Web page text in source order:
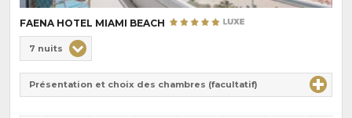
FAENA HOTEL MIAMI BEACH
de
pension
Durée
7 nuits
Présentation et choix des chambres (facultatif)